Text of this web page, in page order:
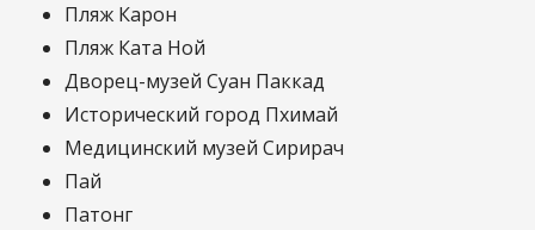
Пляж Карон
Пляж Ката Ной
Дворец-музей Суан Паккад
Исторический город Пхимай
Медицинский музей Сирирач
Пай
Патонг